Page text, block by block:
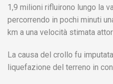
1,9 milioni rifluirono lungo la
percorrendo in pochi minuti
km a una velocità stimata
La causa del crollo fu
liquefazione del terreno in